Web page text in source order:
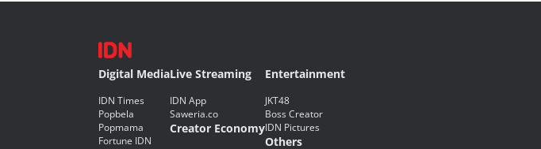
Digital Media
IDN Times
Popbela
Popmama
Fortune IDN
Live Streaming
IDN App
Saweria.co
Creator Economy
Entertainment
JKT48
Boss Creator
IDN Pictures
Others